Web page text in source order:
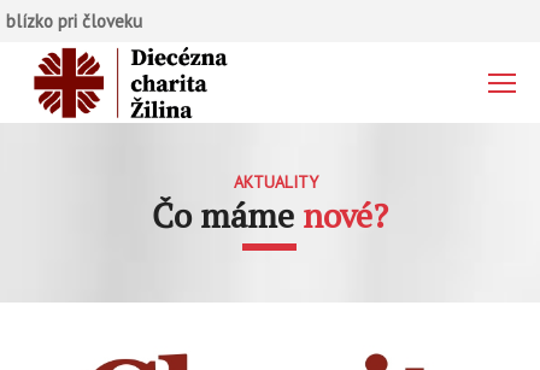
blízko pri človeku
AKTUALITY
Čo máme nové?